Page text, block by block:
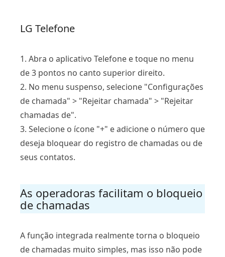
LG Telefone
1. Abra o aplicativo Telefone e toque no menu
de 3 pontos no canto superior direito.
2. No menu suspenso, selecione "Configurações
de chamada" > "Rejeitar chamada" > "Rejeitar
chamadas de".
3. Selecione o ícone "+" e adicione o número que
deseja bloquear do registro de chamadas ou de
seus contatos.
As operadoras facilitam o bloqueio
de chamadas
A função integrada realmente torna o bloqueio
de chamadas muito simples, mas isso não pode